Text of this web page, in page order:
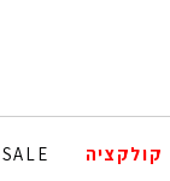
קולקציה SALE